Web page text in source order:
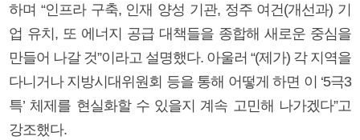
하며 “인프라 구축, 인재 양성 기관, 정주 여건(개선과) 기
업 유치, 또 에너지 공급 대책들을 종합해 새로운 중심을
만들어 나갈 것”이라고 설명했다. 아울러 “(제가) 각 지역을
다니거나 지방시대위원회 등을 통해 어떻게 하면 이 ‘5극3
특’ 체제를 현실화할 수 있을지 계속 고민해 나가겠다”고
강조했다.